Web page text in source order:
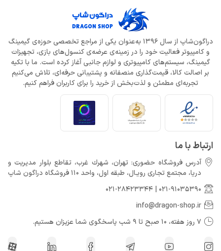
دراگون‌شاپ از سال 1396 به‌عنوان یکی از مراجع تخصصی حوزه‌ی گیمینگ
و کامپیوتر فعالیت خود را در زمینه‌ی عرضه‌ی کنسول‌های بازی، تجهیزات
گیمینگ، سیستم‌های کامپیوتری و لوازم جانبی آغاز کرده است. ما با تکیه
بر اصالت کالا، قیمت‌گذاری منصفانه و پشتیبانی حرفه‌ای، تلاش می‌کنیم
تجربه‌ای مطمئن و لذت‌بخش از خرید را برای کاربران فراهم کنیم.
ارتباط با ما
آدرس فروشگاه حضوری: تهران، شهرك غرب، تقاطع بلوار مدیریت و
دريا، مجتمع تجارى رويـال، طبقه اول، واحد 110 فروشگاه دراگون شاپ
021-91035390
021-28423344
info@dragon-shop.ir
7 روز هفته، 10 صبح تا 9 شب پاسخگوی شما عزیزان هستیم.